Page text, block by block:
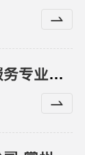
嘉兴本地家装服务专业施工靠谱商家，美派建材口碑之选